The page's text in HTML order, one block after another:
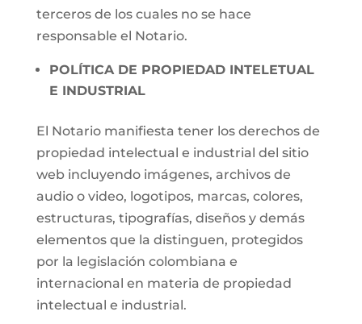
terceros de los cuales no se hace
responsable el Notario.
POLÍTICA DE PROPIEDAD INTELETUAL
E INDUSTRIAL
El Notario manifiesta tener los derechos de
propiedad intelectual e industrial del sitio
web incluyendo imágenes, archivos de
audio o video, logotipos, marcas, colores,
estructuras, tipografías, diseños y demás
elementos que la distinguen, protegidos
por la legislación colombiana e
internacional en materia de propiedad
intelectual e industrial.